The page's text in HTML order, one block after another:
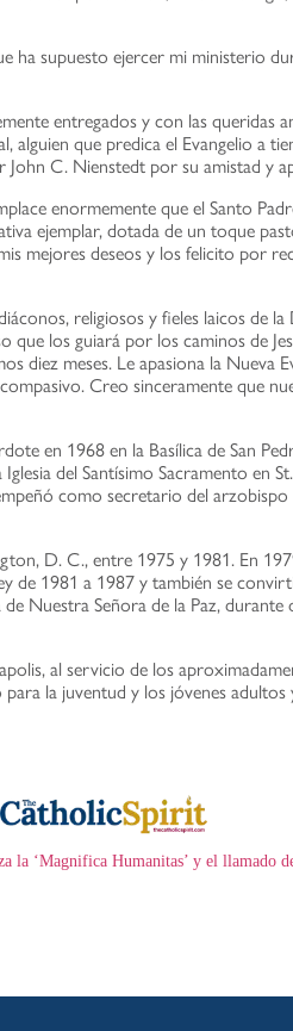
ha supuesto ejercer mi ministerio
entregados y con las queridas
alguien que predica el Evangelio a
C. Nienstedt por su amistad y
enormemente que el Santo
ejemplar, dotada de un toque
mejores deseos y los felicito por
religiosos y fieles laicos de la
los guiará por los caminos de
diez meses. Le apasiona la Nueva
Creo sinceramente que
en 1968 en la Basílica de San
del Santísimo Sacramento en
como secretario del
D. C., entre 1975 y 1981. En
de 1981 a 1987 y también se
Nuestra Señora de la Paz, durante
al servicio de los
la juventud y los jóvenes
la ‘Magnifica Humanitas’ y el llamado